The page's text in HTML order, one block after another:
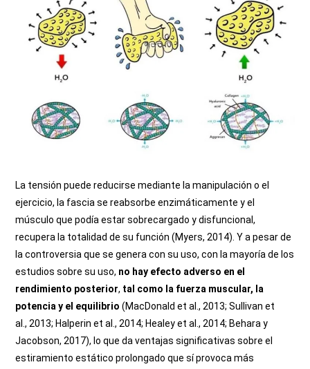
La tensión puede reducirse mediante la manipulación o el
ejercicio, la fascia se reabsorbe enzimáticamente y el
músculo que podía estar sobrecargado y disfuncional,
recupera la totalidad de su función (Myers, 2014). Y a pesar de
la controversia que se genera con su uso, con la mayoría de los
estudios sobre su uso, no hay efecto adverso en el
rendimiento posterior, tal como la fuerza muscular, la
potencia y el equilibrio (MacDonald et al., 2013; Sullivan et
al., 2013; Halperin et al., 2014; Healey et al., 2014; Behara y
Jacobson, 2017), lo que da ventajas significativas sobre el
estiramiento estático prolongado que sí provoca más